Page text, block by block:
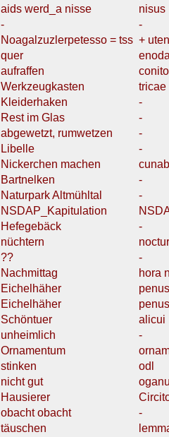
aids werd_a nisse
nisus
-
-
Noagalzuzlerpetesso = tss +
quer
aufraffen
Werkzeugkasten
tricae
Kleiderhaken
-
Restim Glas
-
abgewetzt, rumwetzen
-
Libelle
-
Nickerchen machen
Bartnelken
-
Naturpark Altmühltal
-
NSDAP_Kapitulation
Hefegebäck
-
nüchtern
??
-
Nachmittag
hora
Eichelhäher
Eichelhäher
Schöntuer
alicui
unheimlich
-
Ornamentum
stinken
odl
nicht gut
Hausierer
obachtobacht
-
täuschen